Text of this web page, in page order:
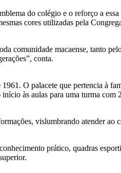
do colégio e o reforço a
cores utilizadas pela
comunidade macaense, tanto
conta.
O palacete que pertencia à
às aulas para uma turma com
vislumbrando atender
prático, quadras